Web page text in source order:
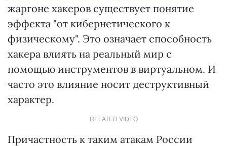
жаргоне хакеров существует понятие
эффекта "от кибернетического к
физическому". Это означает способность
хакера влиять на реальный мир с
помощью инструментов в виртуальном. И
часто это влияние носит деструктивный
характер.
RELATED VIDEO
Причастность к таким атакам России